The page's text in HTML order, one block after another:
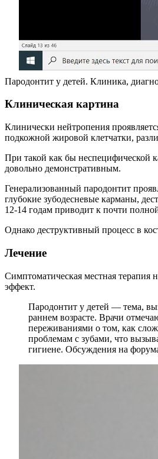
Пародонтит у детей. Клиника,
Клиническая картина
Клинически нейтропения
подкожной жировой клетчатки,
При такой как бы неспецифической
довольно демонстративным.
Генерализованный пародонтит
глубокие зубодесневые карманы,
12-14 годам приводит к почти
Однако деструктивный процесс в
Лечение
Симптоматическая местная терапия
эффект.
Пародонтит у детей — тема,
раннем возрасте. Врачи
переживаниями о том, как
проблемам с зубами, что
гигиене. Обсуждения на